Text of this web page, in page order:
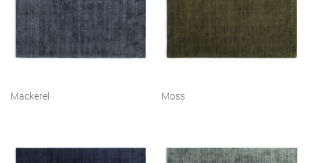
Mackerel Moss